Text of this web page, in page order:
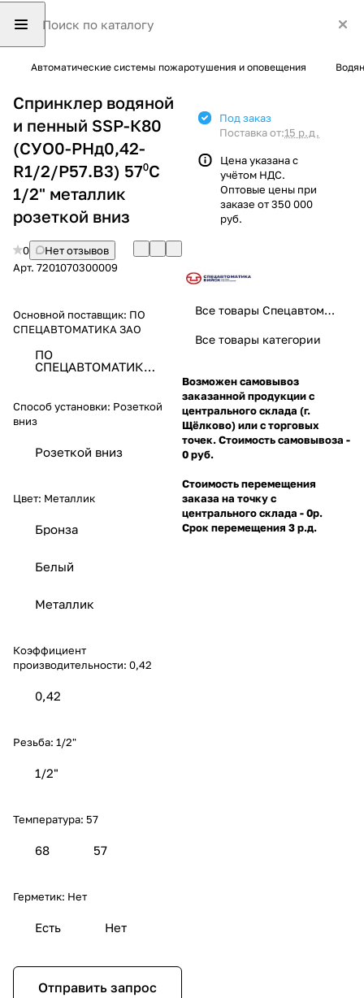
Автоматические системы пожаротушения и оповещения
Спринклер водяной
и пенный SSP-К80
(СУО0-РНд0,42-
R1/2/Р57.В3) 57⁰С
1/2" металлик
розеткой вниз
0
Нет отзывов
Арт. 7201070300009
Основной поставщик: ПО
СПЕЦАВТОМАТИКА ЗАО
ПО
СПЕЦАВТОМАТИКА
Способ установки: Розеткой
вниз
Розеткой вниз
Цвет: Металлик
Бронза
Белый
Металлик
Коэффициент
производительности: 0,42
0,42
Резьба: 1/2"
1/2"
Температура: 57
68 57
Герметик: Нет
Есть Нет
Отправить запрос
Под заказ
Поставка от:15 р.д.
Цена указана с
учётом НДС.
Оптовые цены при
заказе от 350 000
руб.
Все товары Спецавтоматика
Все товары категории
Возможен самовывоз
заказанной продукции с
центрального склада (г.
Щёлково) или с торговых
точек. Стоимость самовывоза -
0 руб.
Стоимость перемещения
заказа на точку с
центрального склада - 0р.
Срок перемещения 3 р.д.